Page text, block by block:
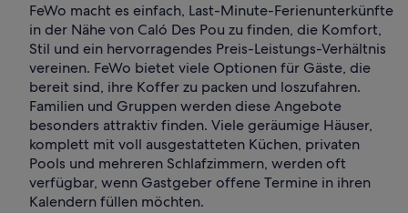
FeWo macht es einfach, Last-Minute-Ferienunterkünfte
in der Nähe von Caló Des Pou zu finden, die Komfort,
Stil und ein hervorragendes Preis-Leistungs-Verhältnis
vereinen. FeWo bietet viele Optionen für Gäste, die
bereit sind, ihre Koffer zu packen und loszufahren.
Familien und Gruppen werden diese Angebote
besonders attraktiv finden. Viele geräumige Häuser,
komplett mit voll ausgestatteten Küchen, privaten
Pools und mehreren Schlafzimmern, werden oft
verfügbar, wenn Gastgeber offene Termine in ihren
Kalendern füllen möchten.